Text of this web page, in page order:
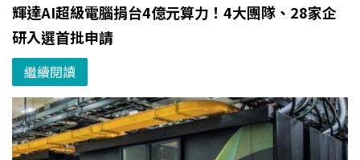
輝達AI超級電腦捐台4億元算力！4大團隊、28家企
研入選首批申請
繼續閱讀